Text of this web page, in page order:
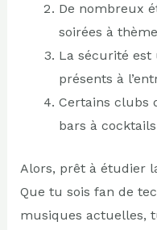
De nombreux
soirées à
La sécurité est
présents à
Certains clubs
bars à cocktails
Alors, prêt à étudier
Que tu sois fan de
musiques actuelles,